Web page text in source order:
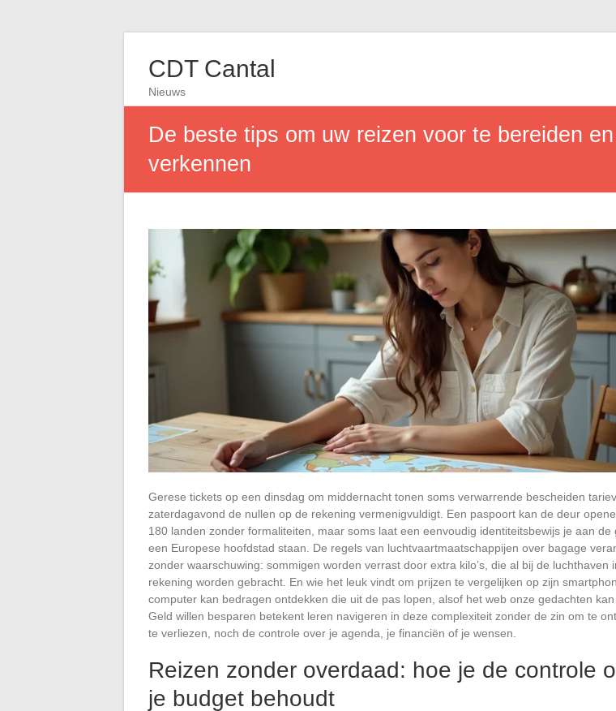
CDT Cantal
Nieuws
De beste tips om uw reizen voor te bereiden
verkennen
Gerese tickets op een dinsdag om middernacht tonen soms verwarrende bescheiden
zaterdagavond de nullen op de rekening vermenigvuldigt. Een paspoort kan de deur
180 landen zonder formaliteiten, maar soms laat een eenvoudig identiteitsbewijs je aan de
een Europese hoofdstad staan. De regels van luchtvaartmaatschappijen over bagage
zonder waarschuwing: sommigen worden verrast door extra kilo’s, die al bij de luchthaven
rekening worden gebracht. En wie het leuk vindt om prijzen te vergelijken op zijn
computer kan bedragen ontdekken die uit de pas lopen, alsof het web onze gedachten kan
Geld willen besparen betekent leren navigeren in deze complexiteit zonder de zin om te
te verliezen, noch de controle over je agenda, je financiën of je wensen.
Reizen zonder overdaad: hoe je de controle
je budget behoudt